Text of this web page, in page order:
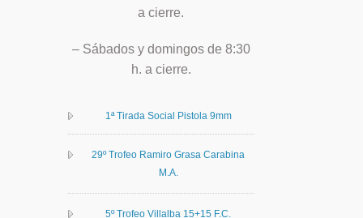
a cierre.
– Sábados y domingos de 8:30
h. a cierre.
1ª Tirada Social Pistola 9mm
29º Trofeo Ramiro Grasa Carabina
M.A.
5º Trofeo Villalba 15+15 F.C.